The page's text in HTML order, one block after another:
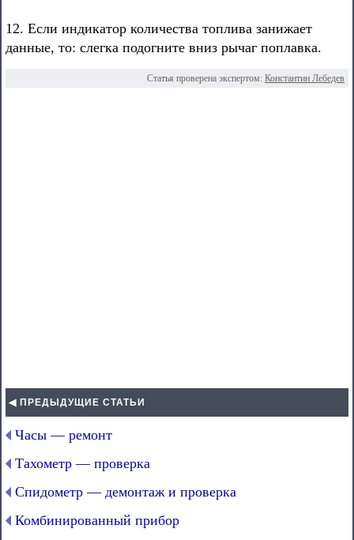
12. Если индикатор количества топлива занижает
данные, то: слегка подогните вниз рычаг поплавка.
Статья проверена экспертом: Константин Лебедев
◀ ПРЕДЫДУЩИЕ СТАТЬИ
Часы — ремонт
Тахометр — проверка
Спидометр — демонтаж и проверка
Комбинированный прибор